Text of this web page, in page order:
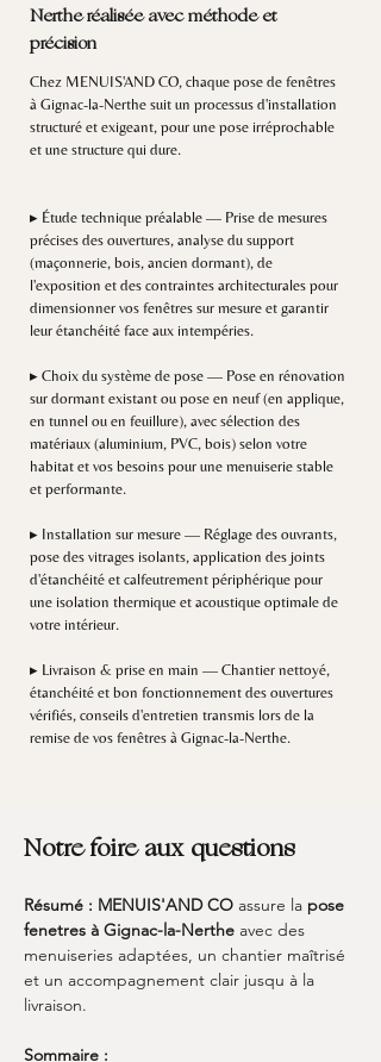
Nerthe réalisée avec méthode et
précision
Chez MENUIS'AND CO, chaque pose de fenêtres
à Gignac-la-Nerthe suit un processus d'installation
structuré et exigeant, pour une pose irréprochable
et une structure qui dure.
▸ Étude technique préalable — Prise de mesures
précises des ouvertures, analyse du support
(maçonnerie, bois, ancien dormant), de
l'exposition et des contraintes architecturales pour
dimensionner vos fenêtres sur mesure et garantir
leur étanchéité face aux intempéries.
▸ Choix du système de pose — Pose en rénovation
sur dormant existant ou pose en neuf (en applique,
en tunnel ou en feuillure), avec sélection des
matériaux (aluminium, PVC, bois) selon votre
habitat et vos besoins pour une menuiserie stable
et performante.
▸ Installation sur mesure — Réglage des ouvrants,
pose des vitrages isolants, application des joints
d'étanchéité et calfeutrement périphérique pour
une isolation thermique et acoustique optimale de
votre intérieur.
▸ Livraison & prise en main — Chantier nettoyé,
étanchéité et bon fonctionnement des ouvertures
vérifiés, conseils d'entretien transmis lors de la
remise de vos fenêtres à Gignac-la-Nerthe.
Notre foire aux questions
Résumé : MENUIS'AND CO assure la pose
fenetres à Gignac-la-Nerthe avec des
menuiseries adaptées, un chantier maîtrisé
et un accompagnement clair jusqu à la
livraison.
Sommaire :